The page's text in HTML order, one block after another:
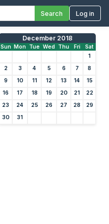
Search Log in
December 2018
Sun Mon Tue Wed Thu Fri
Sat
1
2
3 4 5 6 7
8
9
10 11 12 13 14
15
16
17 18 19 20 21
22
23
24 25 26 27 28
29
30
31